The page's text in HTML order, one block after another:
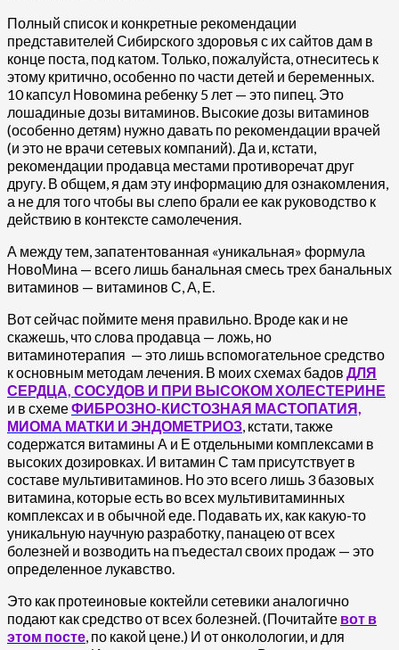
Полный список и конкретные рекомендации
представителей Сибирского здоровья с их сайтов дам в
конце поста, под катом. Только, пожалуйста, отнеситесь к
этому критично, особенно по части детей и беременных.
10 капсул Новомина ребенку 5 лет — это пипец. Это
лошадиные дозы витаминов. Высокие дозы витаминов
(особенно детям) нужно давать по рекомендации врачей
(и это не врачи сетевых компаний). Да и, кстати,
рекомендации продавца местами противоречат друг
другу. В общем, я дам эту информацию для ознакомления,
а не для того чтобы вы слепо брали ее как руководство к
действию в контексте самолечения.
А между тем, запатентованная «уникальная» формула
НовоМина — всего лишь банальная смесь трех банальных
витаминов — витаминов С, А, Е.
Вот сейчас поймите меня правильно. Вроде как и не
скажешь, что слова продавца — ложь, но
витаминотерапия — это лишь вспомогательное средство
к основным методам лечения. В моих схемах бадов ДЛЯ
СЕРДЦА, СОСУДОВ И ПРИ ВЫСОКОМ ХОЛЕСТЕРИНЕ
и в схемеФИБРОЗНО-КИСТОЗНАЯ МАСТОПАТИЯ,
МИОМА МАТКИ И ЭНДОМЕТРИОЗ, кстати, также
содержатся витамины А и Е отдельными комплексами в
высоких дозировках. И витамин С там присутствует в
составе мультивитаминов. Но это всего лишь 3 базовых
витамина, которые есть во всех мультивитаминных
комплексах и в обычной еде. Подавать их, как какую-то
уникальную научную разработку, панацею от всех
болезней и возводить на пъедестал своих продаж — это
определенное лукавство.
Это как протеиновые коктейли сетевики аналогично
подают как средство от всех болезней. (Почитайте вот в
этом посте, по какой цене.) И от онколологии, и для